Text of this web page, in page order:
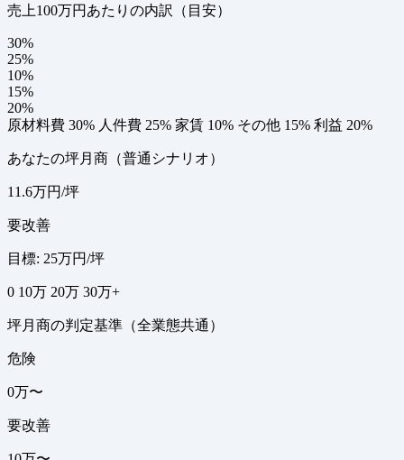
売上100万円あたりの内訳（目安）
30%
25%
10%
15%
20%
原材料費 30% 人件費 25% 家賃 10% その他 15% 利益 20%
あなたの坪月商（普通シナリオ）
11.6万円/坪
要改善
目標: 25万円/坪
0 10万 20万 30万+
坪月商の判定基準（全業態共通）
危険
0万〜
要改善